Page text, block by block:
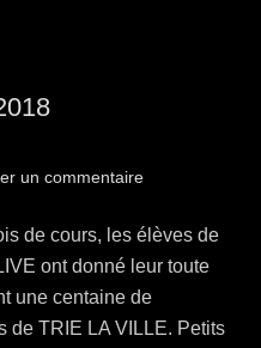
un commentaire
de cours, les élèves de
ont donné leur toute
une centaine de
de TRIE LA VILLE. Petits